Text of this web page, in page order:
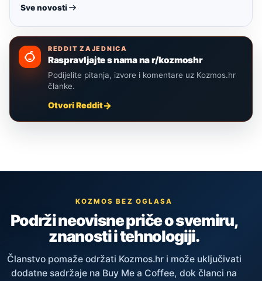
Sve novosti
REDDIT ZAJEDNICA
Raspravljajte s nama na r/kozmoshr
Podijelite pitanja, izvore i komentare uz Kozmos.hr
članke.
Otvori Reddit
KOZMOS BEZ OGLASA
Podrži neovisne priče o svemiru,
znanosti i tehnologiji.
Članstvo pomaže održati Kozmos.hr i može uključivati
dodatne sadržaje na Buy Me a Coffee, dok članci na